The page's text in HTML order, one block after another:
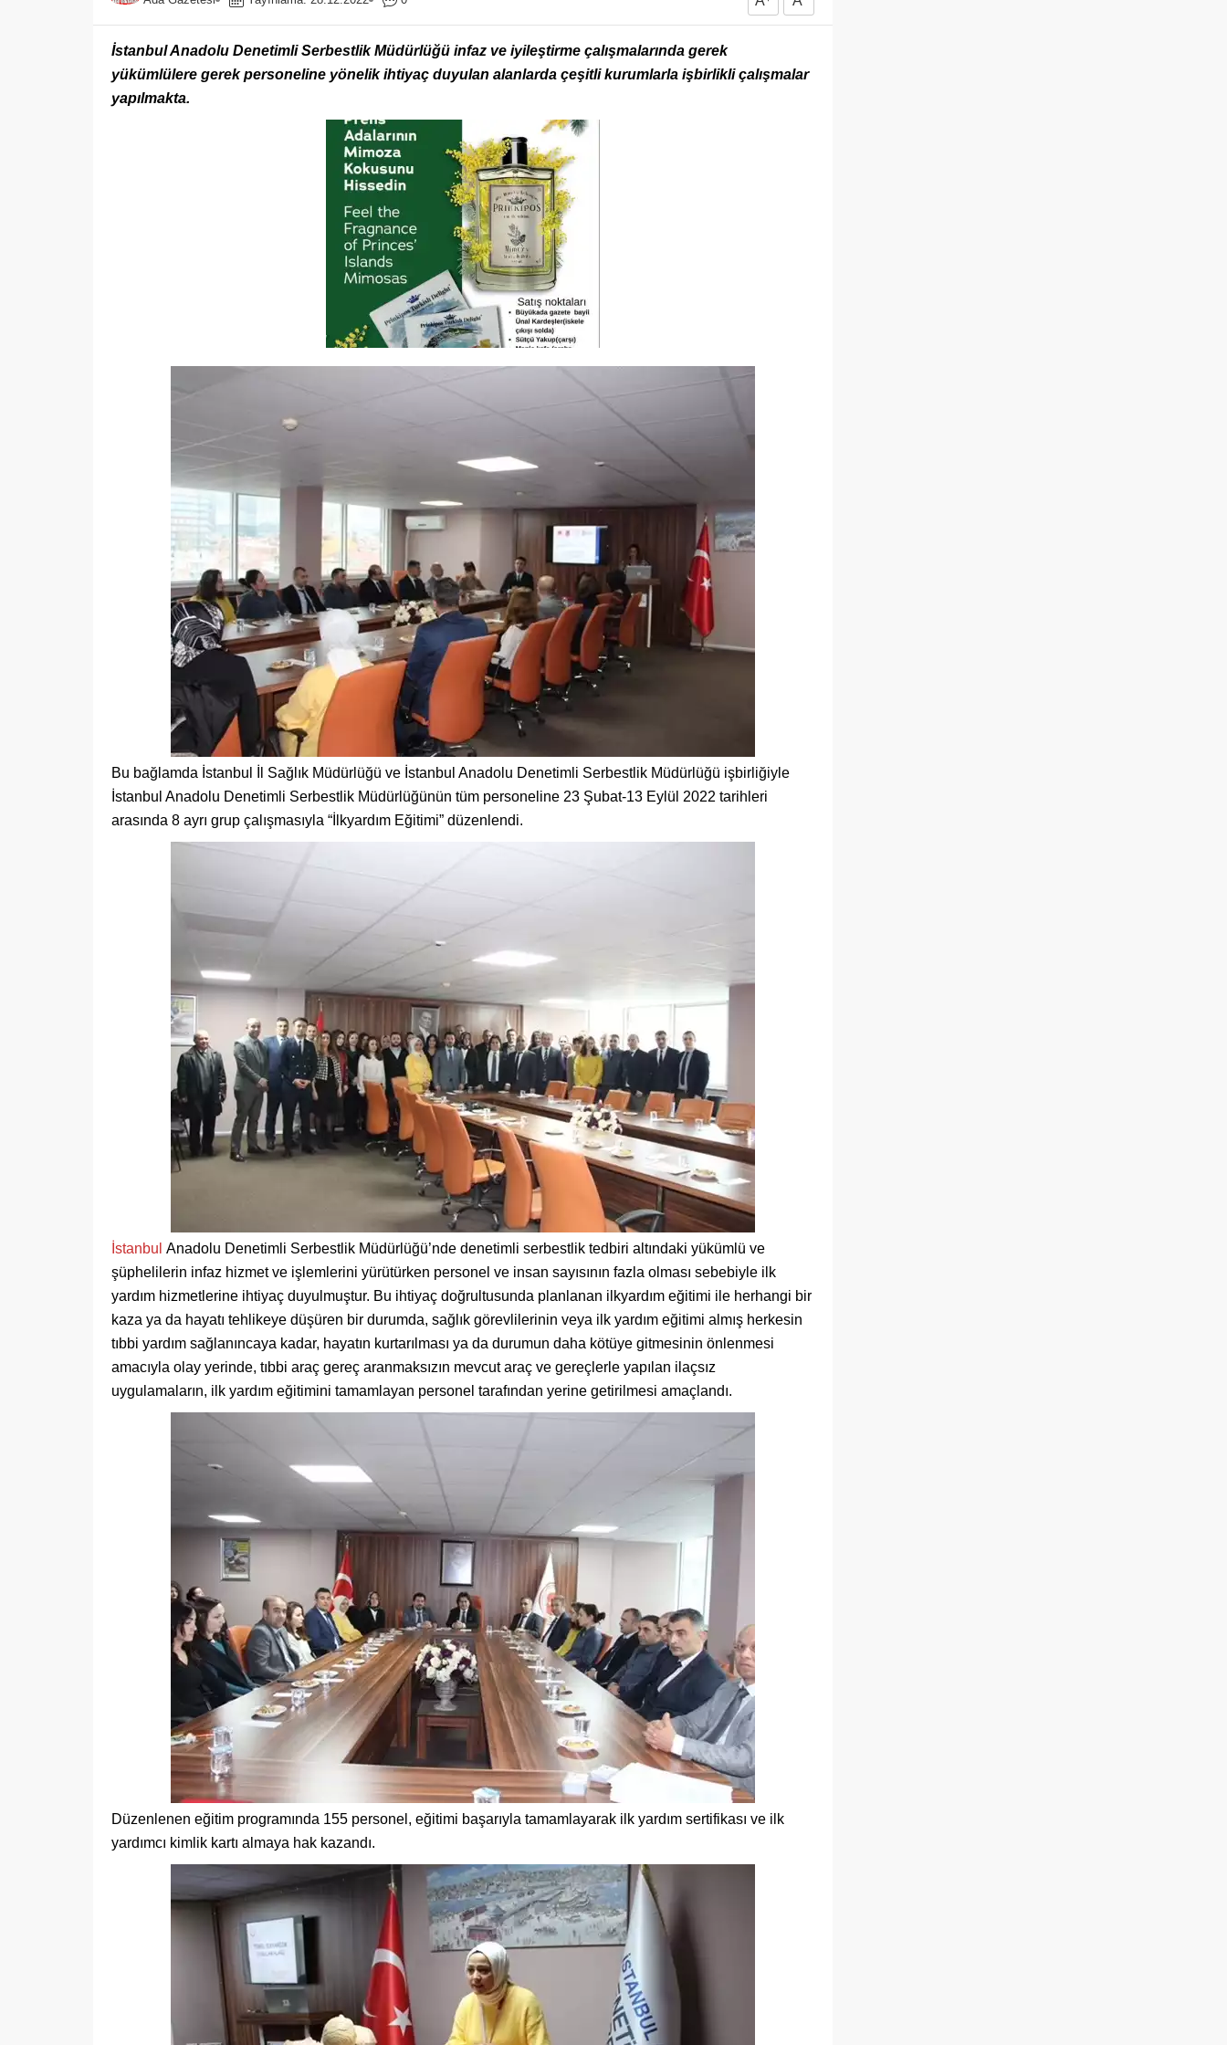
İstanbul Anadolu Denetimli Serbestlik Müdürlüğü infaz ve iyileştirme çalışmalarında gerek
yükümlülere gerek personeline yönelik ihtiyaç duyulan alanlarda çeşitli kurumlarla işbirlikli çalışmalar
yapılmakta.
Bu bağlamda İstanbul İl Sağlık Müdürlüğü ve İstanbul Anadolu Denetimli Serbestlik Müdürlüğü işbirliğiyle
İstanbul Anadolu Denetimli Serbestlik Müdürlüğünün tüm personeline 23 Şubat-13 Eylül 2022 tarihleri
arasında 8 ayrı grup çalışmasıyla “İlkyardım Eğitimi” düzenlendi.
İstanbul Anadolu Denetimli Serbestlik Müdürlüğü’nde denetimli serbestlik tedbiri altındaki yükümlü ve
şüphelilerin infaz hizmet ve işlemlerini yürütürken personel ve insan sayısının fazla olması sebebiyle ilk
yardım hizmetlerine ihtiyaç duyulmuştur. Bu ihtiyaç doğrultusunda planlanan ilkyardım eğitimi ile herhangi bir
kaza ya da hayatı tehlikeye düşüren bir durumda, sağlık görevlilerinin veya ilk yardım eğitimi almış herkesin
tıbbi yardım sağlanıncaya kadar, hayatın kurtarılması ya da durumun daha kötüye gitmesinin önlenmesi
amacıyla olay yerinde, tıbbi araç gereç aranmaksızın mevcut araç ve gereçlerle yapılan ilaçsız
uygulamaların, ilk yardım eğitimini tamamlayan personel tarafından yerine getirilmesi amaçlandı.
Düzenlenen eğitim programında 155 personel, eğitimi başarıyla tamamlayarak ilk yardım sertifikası ve ilk
yardımcı kimlik kartı almaya hak kazandı.